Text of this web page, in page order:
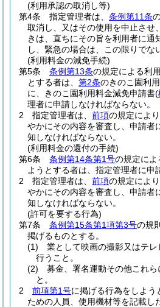
(利用承認の取消し等)
第4条
指定管理者は、 条例第11条
取消し、又はその使用を中止させ
きは、直ちにその旨を利用者に通
し、緊急の場合は、この限りでな
(利用料金の減免手続)
第5条
条例第13条の規定による利
とする者は、 第2条のきのこ園利
に、きのこ園利用料金減免申請書(
理者に申請しなければならない。
2
指定管理者は、 前項の規定によ
やかにその内容を審査し、申請者
知しなければならない。
(利用料金の還付の手続)
第6条
条例第14条第1号の規定によ
ようとする者は、指定管理者に申
2
指定管理者は、 前項の規定によ
やかにその内容を審査し、申請者
知しなければならない。
(許可を要する行為)
第7条
条例第15条第1項第3号の規
掲げるものとする。
(1)
業として映画の撮影又はテ
行うこと。
(2)
募金、署名運動その他これら
と。
2
前項第1号に掲げる行為をしよ
ための人員、使用機材等を記載し